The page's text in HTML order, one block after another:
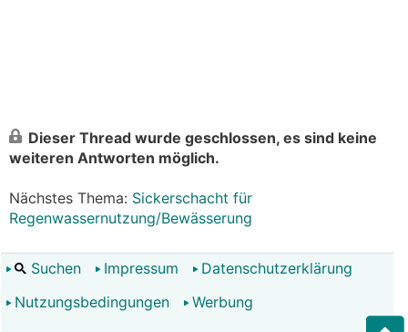
Dieser Thread wurde geschlossen, es sind keine
weiteren Antworten möglich.
Nächstes Thema: Sickerschacht für
Regenwassernutzung/Bewässerung
Suchen Impressum
Datenschutzerklärung
Nutzungsbedingungen
Werbung